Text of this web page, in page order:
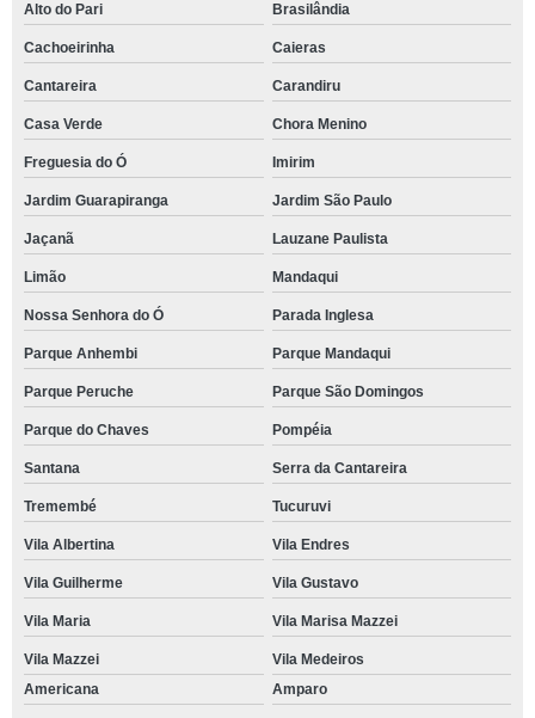
Alto do Pari
Brasilândia
Cachoeirinha Caieras
Cantareira Carandiru
Casa Verde Chora Menino
Freguesia do Ó Imirim
Jardim Guarapiranga Jardim São Paulo
Jaçanã Lauzane Paulista
Limão Mandaqui
Nossa Senhora do Ó Parada Inglesa
Parque Anhembi Parque Mandaqui
Parque Peruche Parque São Domingos
Parque do Chaves Pompéia
Santana Serra da Cantareira
Tremembé Tucuruvi
Vila Albertina Vila Endres
Vila Guilherme Vila Gustavo
Vila Maria Vila Marisa Mazzei
Vila Mazzei
Vila Medeiros
Americana
Amparo